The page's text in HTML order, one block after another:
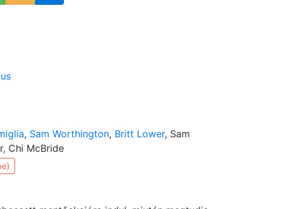
, Sam Worthington, Britt Lower, Sam
Chi McBride